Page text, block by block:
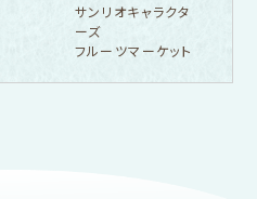
サンリオキャラクタ
ーズ
フルーツマーケット